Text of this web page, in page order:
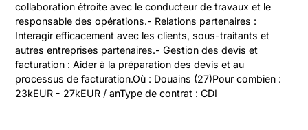
collaboration étroite avec le conducteur de travaux et le
responsable des opérations.- Relations partenaires :
Interagir efficacement avec les clients, sous-traitants et
autres entreprises partenaires.- Gestion des devis et
facturation : Aider à la préparation des devis et au
processus de facturation.Où : Douains (27)Pour combien :
23kEUR - 27kEUR / anType de contrat : CDI